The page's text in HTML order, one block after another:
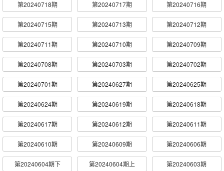
第20240718期 第20240717期 第20240716期
第20240715期 第20240713期 第20240712期
第20240711期 第20240710期 第20240709期
第20240708期 第20240703期 第20240702期
第20240701期 第20240627期 第20240625期
第20240624期 第20240619期 第20240618期
第20240617期 第20240612期 第20240611期
第20240610期 第20240609期 第20240606期
第20240604期下 第20240604期上 第20240603期